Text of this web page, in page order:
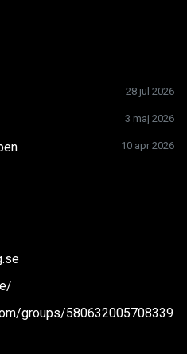
28 jul 2026
3 maj 2026
10 apr 2026
groups/580632005708339